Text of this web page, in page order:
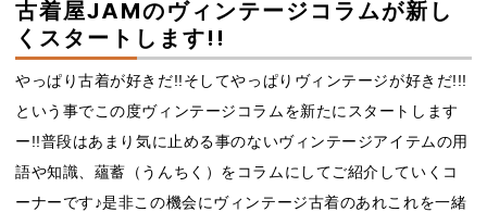
古着屋JAMのヴィンテージコラムが新し
くスタートします!!
やっぱり古着が好きだ!!そしてやっぱりヴィンテージが好きだ!!!
という事でこの度ヴィンテージコラムを新たにスタートします
ー!!普段はあまり気に止める事のないヴィンテージアイテムの用
語や知識、蘊蓄（うんちく）をコラムにしてご紹介していくコ
ーナーです♪是非この機会にヴィンテージ古着のあれこれを一緒